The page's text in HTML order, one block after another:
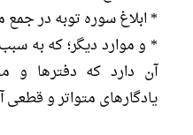
* ابلاغ سوره توبه در
* و موارد دیگر؛ که به
آن دارد که دفترها و
یادگارهای متواتر و قطعی